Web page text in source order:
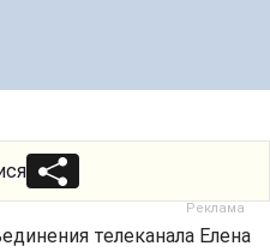
телеканала Елена